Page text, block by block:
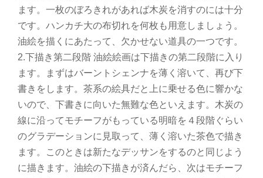
ます。一枚のぼろきれがあれば木炭を消すのには十分
です。ハンカチ大の布切れを何枚も用意しましょう。
油絵を描くにあたって、欠かせない道具の一つです。
2.下描き第二段階 油絵絵画は下描きの第二段階に入り
ます。まずはバーントシェンナを薄く溶いて、再び下
書きをします。茶系の絵具だと上に乗せる色に響かな
いので、下書きに向いた無難な色といえます。木炭の
線に沿ってモチーフがもっている明暗を４段階ぐらい
のグラデーションに見取って、薄く溶いた茶色で描き
ます。このときは新たなデッサンをするのと同じよう
に描きます。油絵の下描きが済んだら、次はモチーフ